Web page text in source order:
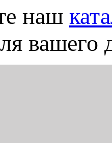
наш
вашего